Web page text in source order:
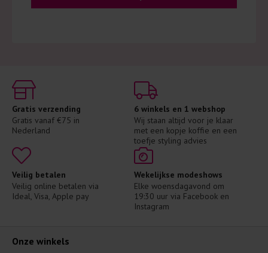
Gratis verzending
Gratis vanaf €75 in
Nederland
6 winkels en 1 webshop
Wij staan altijd voor je klaar
met een kopje koffie en een
toefje styling advies
Veilig betalen
Veilig online betalen via
Ideal, Visa, Apple pay
Wekelijkse modeshows
Elke woensdagavond om
19:30 uur via Facebook en
Instagram
Onze winkels